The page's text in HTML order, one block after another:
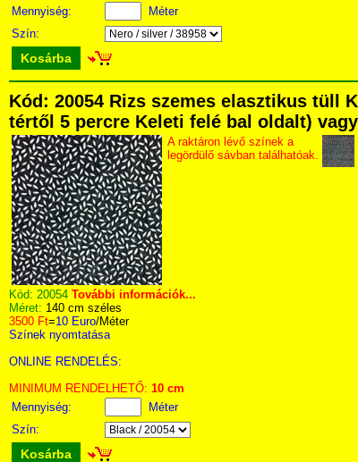
Mennyiség:
Méter
Szín:
Kosárba
Kód: 20054 Rizs szemes elasztikus tüll
tértől 5 percre Keleti felé bal oldalt)
A raktáron lévő színek a
legördülő sávban találhatóak.
Kód: 20054 További információk...
Méret: 140 cm széles
3500 Ft=10 Euro/Méter
Színek nyomtatása
ONLINE RENDELÉS:
MINIMUM RENDELHETŐ: 10 cm
Mennyiség:
Méter
Szín:
Kosárba